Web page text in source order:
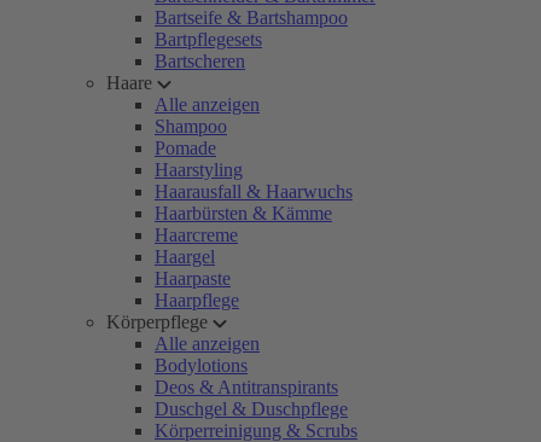
Bartseife & Bartshampoo
Bartpflegesets
Bartscheren
Haare
Alle anzeigen
Shampoo
Pomade
Haarstyling
Haarausfall & Haarwuchs
Haarbürsten & Kämme
Haarcreme
Haargel
Haarpaste
Haarpflege
Körperpflege
Alle anzeigen
Bodylotions
Deos & Antitranspirants
Duschgel & Duschpflege
Körperreinigung & Scrubs